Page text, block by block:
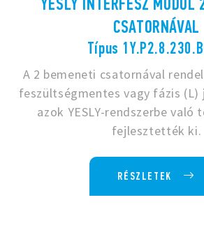
CSATORNÁVAL
Típus
A 2 bemeneti csatornával
feszültségmentes vagy fázis (L)
azok YESLY-rendszerbe való
fejlesztették ki.
RÉSZLETEK